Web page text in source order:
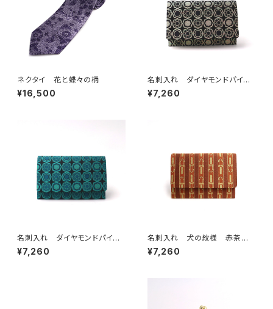
ネクタイ 花と蝶々の柄
¥16,500
名刺入れ ダイヤモンドパイソ
ン錦 干支の柄を楽しむ 蛇の
紋様 巳年 オーロラ
¥7,260
名刺入れ ダイヤモンドパイソ
ン錦 干支の柄を楽しむ 蛇の
紋様 巳年 エメラルドグリー
¥7,260
名刺入れ 犬の紋様 赤茶
干支 戌年
¥7,260